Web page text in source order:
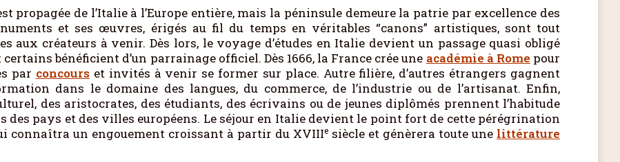
propagée de l’Italie à l’Europe entière, mais la péninsule demeure la patrie par excellence des
et ses œuvres, érigés au fil du temps en véritables “canons” artistiques, sont tout
aux créateurs à venir. Dès lors, le voyage d’études en Italie devient un passage quasi obligé
bénéficient d’un parrainage officiel. Dès 1666, la France crée une académie à Rome pour
par concours et invités à venir se former sur place. Autre filière, d’autres étrangers gagnent
dans le domaine des langues, du commerce, de l’industrie ou de l’artisanat. Enfin,
des aristocrates, des étudiants, des écrivains ou de jeunes diplômés prennent l’habitude
des pays et des villes européens. Le séjour en Italie devient le point fort de cette pérégrination
connaîtra un engouement croissant à partir du XVIIIe siècle et génèrera toute unelittérature